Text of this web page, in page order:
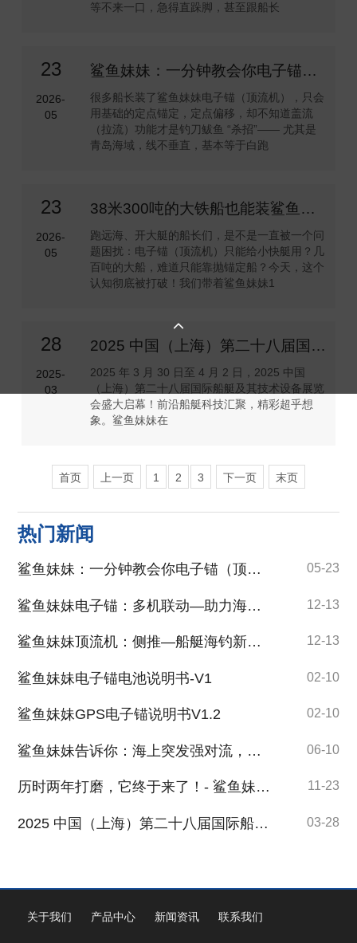

等不来一口，急得直跺脚，甚至跟船长
23
2026-
05
鲨鱼妹妹：一分钟教会你电子锚（顶流机）盖流功能
很多船长装了鲨鱼妹妹电子锚（顶流机），只会
用基础的定点锚定，定点偏移，却不知道盖流
（拉流）功能才是钓刀鲅鱼 “杀招”—— 尤其是
青岛海域，线不垂直，基本等于白跑
23
2026-
05
38米300吨的大铁船也能装鲨鱼妹妹电子锚（顶流机）吗？
跑远海、开大艇的船长们，是不是一直被一个问
题困扰：电子锚（顶流机）只能给小快艇用？几
百吨的大船，难道只能靠抛锚定船？今天，这个
认知彻底被打破！我们带着鲨鱼妹妹1
28
2025-
03
2025 中国（上海）第二十八届国际船艇及其技术设备展览会盛大启幕
2025 年 3 月 30 日至 4 月 2 日，2025 中国
（上海）第二十八届国际船艇及其技术设备展览
会盛大启幕！前沿船艇科技汇聚，精彩超乎想
象。鲨鱼妹妹在
首页 上一页 1 2 3 下一页 末页
热门新闻
鲨鱼妹妹：一分钟教会你电子锚（顶流机）盖流功能 05-23
鲨鱼妹妹电子锚：多机联动—助力海钓新突破 12-13
鲨鱼妹妹顶流机：侧推—船艇海钓新助力 12-13
鲨鱼妹妹电子锚电池说明书-V1 02-10
鲨鱼妹妹GPS电子锚说明书V1.2 02-10
鲨鱼妹妹告诉你：海上突发强对流，记住这3步能救命 06-10
历时两年打磨，它终于来了！- 鲨鱼妹妹 自研电子锚专用电池 11-23
2025 中国（上海）第二十八届国际船艇及其技术设备展览会盛大启幕 03-28
关于我们 产品中心 新闻资讯 联系我们